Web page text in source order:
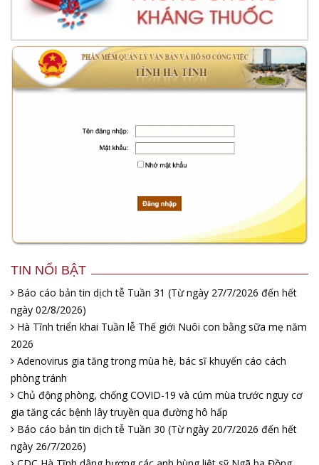
TIN NỔI BẬT
Báo cáo bản tin dịch tễ Tuần 31 (Từ ngày 27/7/2026 đến hết
ngày 02/8/2026)
Hà Tĩnh triển khai Tuần lễ Thế giới Nuôi con bằng sữa mẹ năm
2026
Adenovirus gia tăng trong mùa hè, bác sĩ khuyến cáo cách
phòng tránh
Chủ động phòng, chống COVID-19 và cúm mùa trước nguy cơ
gia tăng các bệnh lây truyền qua đường hô hấp
Báo cáo bản tin dịch tễ Tuần 30 (Từ ngày 20/7/2026 đến hết
ngày 26/7/2026)